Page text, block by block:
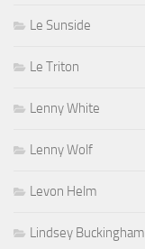
Le Sunside
Le Triton
Lenny White
Lenny Wolf
Levon Helm
Lindsey Buckingham